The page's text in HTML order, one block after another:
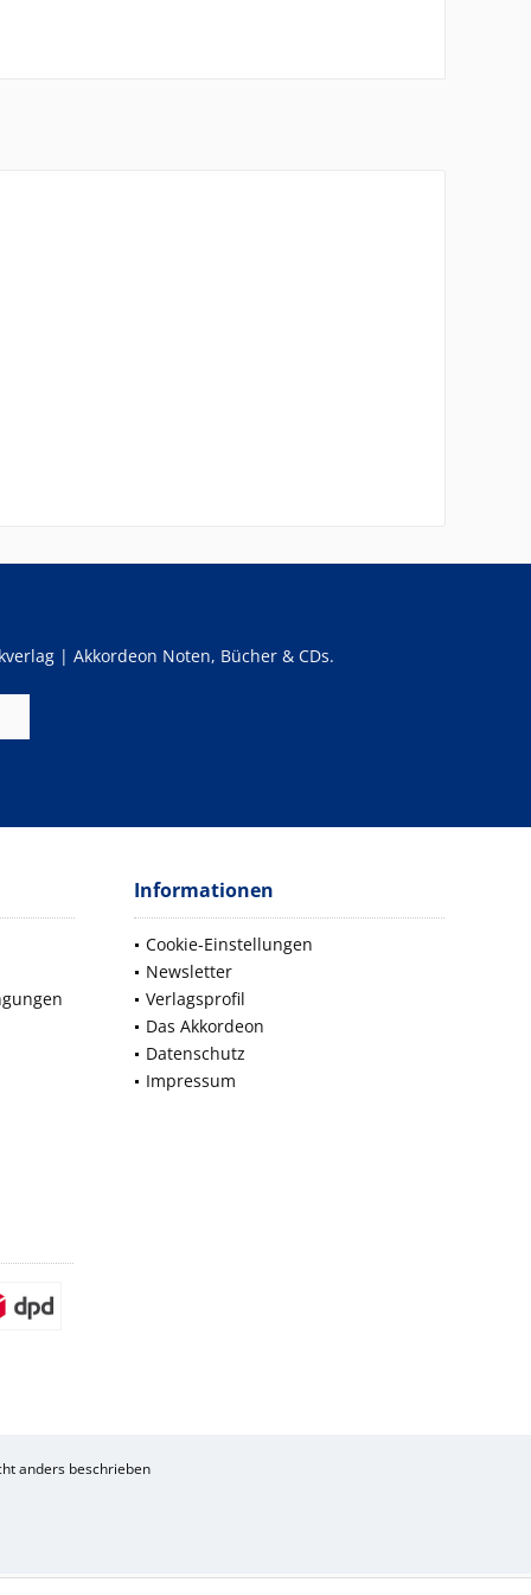
| Akkordeon Noten, Bücher & CDs.
Informationen
Cookie-Einstellungen
Newsletter
Verlagsprofil
Das Akkordeon
Datenschutz
Impressum
anders beschrieben